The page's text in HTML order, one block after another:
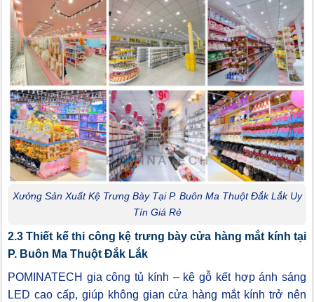
Xưởng Sản Xuất Kệ Trưng Bày Tại P. Buôn Ma Thuột Đắk Lắk Uy
Tín Giá Rẻ
2.3 Thiết kế thi công kệ trưng bày cửa hàng mắt kính tại
P. Buôn Ma Thuột Đắk Lắk
POMINATECH gia công tủ kính – kệ gỗ kết hợp ánh sáng
LED cao cấp, giúp không gian cửa hàng mắt kính trở nên